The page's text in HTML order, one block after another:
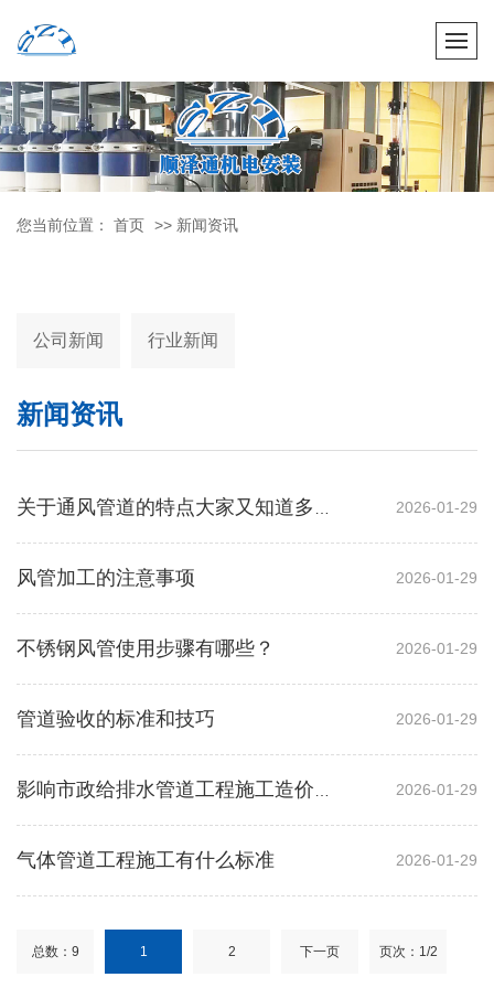
您当前位置： 首页 >> 新闻资讯
公司新闻 行业新闻
新闻资讯
2026-01-29
风管加工的注意事项 2026-01-29
不锈钢风管使用步骤有哪些？ 2026-01-29
管道验收的标准和技巧 2026-01-29
2026-01-29
气体管道工程施工有什么标准 2026-01-29
总数：9 1 2 下一页 页次：1/2